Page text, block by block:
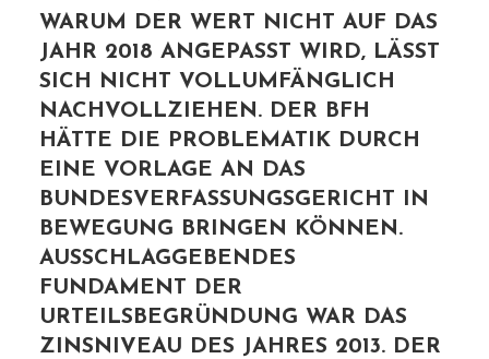
WARUM DER WERT NICHT AUF DAS
JAHR 2018 ANGEPASST WIRD, LÄSST
SICH NICHT VOLLUMFÄNGLICH
NACHVOLLZIEHEN. DER BFH
HÄTTE DIE PROBLEMATIK DURCH
EINE VORLAGE AN DAS
BUNDESVERFASSUNGSGERICHT IN
BEWEGUNG BRINGEN KÖNNEN.
AUSSCHLAGGEBENDES
FUNDAMENT DER
URTEILSBEGRÜNDUNG WAR DAS
ZINSNIVEAU DES JAHRES 2013. DER